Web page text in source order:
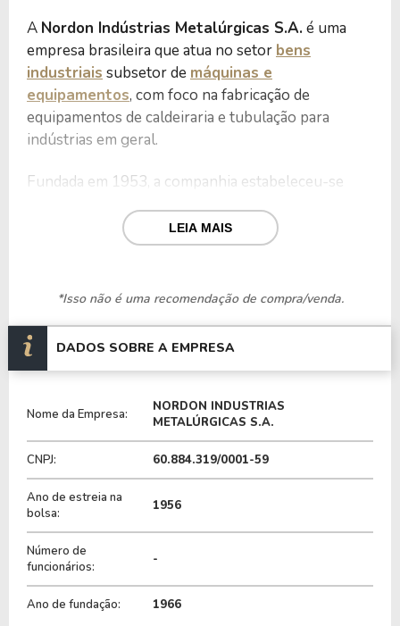
A Nordon Indústrias Metalúrgicas S.A.é uma
empresa brasileira que atua no setor bens
industriais subsetor de máquinas e
equipamentos, com foco na fabricação de
equipamentos de caldeiraria e tubulação para
indústrias em geral.
Fundada em 1953, a companhia estabeleceu-se
setores químico, petrolífero, petroquímico e
A Nordon oferece uma gama de produtos
equipamentos de caldeiraria pesada, tubulações
industriais e outros componentes metálicos
essenciais para operações em larga escala.
Seus principais clientes estão nos setores químico,
petrolífero, petroquímico e alimentício, tanto no
mercado nacional quanto no internacional.
A empresa opera no mercado nacional, atendendo
clientes em diversas regiões do Brasil, e também
no mercado internacional, exportando seus
produtos para países da América Latina e outros
mercados.
LEIA MAIS
*Isso não é uma recomendação de compra/venda.
DADOS SOBRE A EMPRESA
Nome da Empresa:
NORDON INDUSTRIAS
METALÚRGICAS S.A.
CNPJ: 60.884.319/0001-59
Ano de estreia na
bolsa:
1956
Número de
funcionários:
-
Ano de fundação: 1966